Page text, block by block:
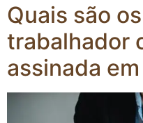
Quais são
trabalhador
assinada